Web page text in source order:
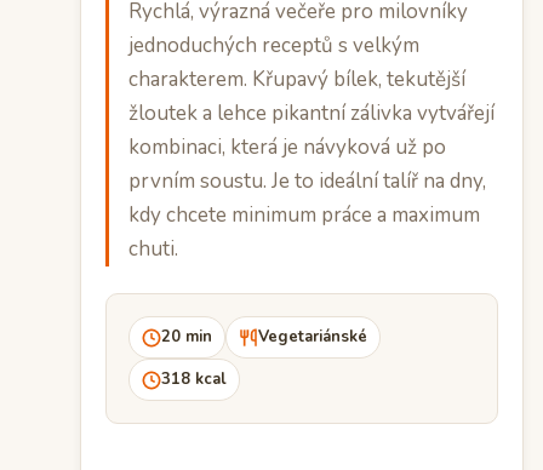
Rychlá, výrazná večeře pro milovníky
jednoduchých receptů s velkým
charakterem. Křupavý bílek, tekutější
žloutek a lehce pikantní zálivka vytvářejí
kombinaci, která je návyková už po
prvním soustu. Je to ideální talíř na dny,
kdy chcete minimum práce a maximum
chuti.
20 min
Vegetariánské
318 kcal